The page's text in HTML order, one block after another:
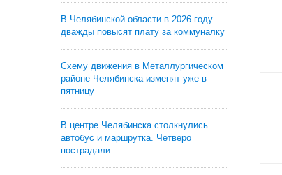
В Челябинской области в 2026 году
дважды повысят плату за коммуналку
Схему движения в Металлургическом
районе Челябинска изменят уже в
пятницу
В центре Челябинска столкнулись
автобус и маршрутка. Четверо
пострадали